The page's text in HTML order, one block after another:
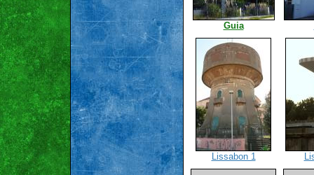
Guia
Lissabon 1